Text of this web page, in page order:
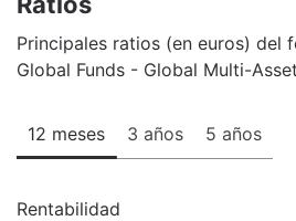
Principales ratios (en euros) del
Global Funds - Global Multi-
12 meses 3 años 5 años
Rentabilidad